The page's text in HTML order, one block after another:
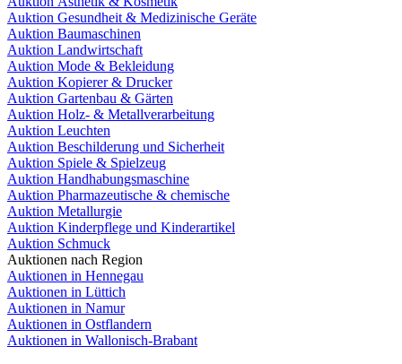
Auktion Gesundheit & Medizinische Geräte
Auktion Baumaschinen
Auktion Landwirtschaft
Auktion Mode & Bekleidung
Auktion Kopierer & Drucker
Auktion Gartenbau & Gärten
Auktion Holz- & Metallverarbeitung
Auktion Leuchten
Auktion Beschilderung und Sicherheit
Auktion Spiele & Spielzeug
Auktion Handhabungsmaschine
Auktion Pharmazeutische & chemische
Auktion Metallurgie
Auktion Kinderpflege und Kinderartikel
Auktion Schmuck
Auktionen nach Region
Auktionen in Hennegau
Auktionen in Lüttich
Auktionen in Namur
Auktionen in Ostflandern
Auktionen in Wallonisch-Brabant